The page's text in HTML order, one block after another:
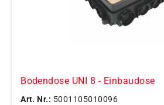
Bodendose UNI 8 - Einbaudose
Art. Nr.: 5001105010096